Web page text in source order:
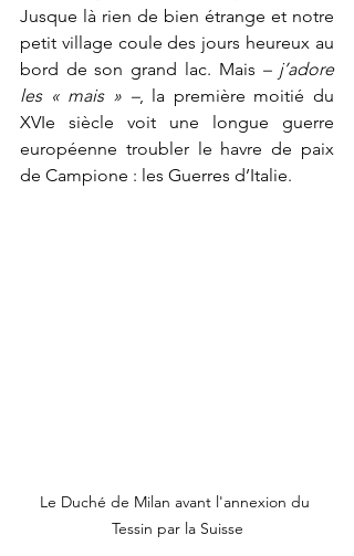
Jusque là rien de bien étrange et notre
petit village coule des jours heureux au
bord de son grand lac. Mais – j’adore
les « mais » –, la première moitié du
XVIe siècle voit une longue guerre
européenne troubler le havre de paix
de Campione : les Guerres d’Italie.
Le Duché de Milan avant l'annexion du
Tessin par la Suisse